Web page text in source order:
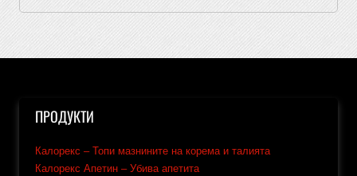
ПРОДУКТИ
Калорекс – Топи мазнините на корема и талията
Калорекс Апетин – Убива апетита